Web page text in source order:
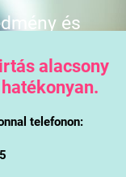
és
alacsony
telefonon: